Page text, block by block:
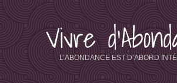
Vivre
L’ABONDANCE EST D’ABORD